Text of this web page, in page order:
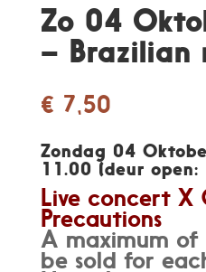
Zo 04
– Brazilian
€ 7,50
Zondag 04
11.00 (deur open:
Live concert X
Precautions
A maximum
be sold for